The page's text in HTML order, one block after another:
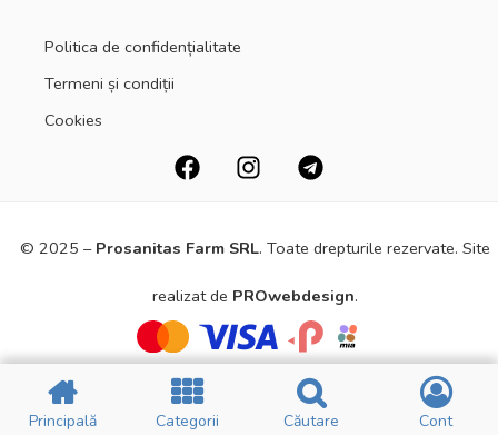
Politica de confidențialitate
Termeni și condiții
Cookies
© 2025 – Prosanitas FarmSRL. Toate drepturile rezervate. Site
realizat de PROwebdesign.
Principală Filtre CATEGORII Cart
Principală Categorii Căutare Cont
Principală Filtre CATEGORII Cart
Principală Categorii Căutare Cont